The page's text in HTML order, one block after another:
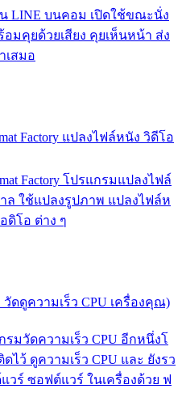
LINE บนคอม เปิดใช้ขณะนั่ง
มคุยด้วยเสียง คุยเห็นหน้า ส่ง
เสมอ
Factory แปลงไฟล์หนัง วิดีโอ
Factory โปรแกรมแปลงไฟล์
ล ใช้แปลงรูปภาพ แปลงไฟล์ห
ดิโอ ต่าง ๆ
วัดดูความเร็ว CPU เครื่องคุณ)
มวัดความเร็ว CPU อีกหนึ่งโ
ว้ ดูความเร็ว CPU และ ยังรว
วร์ ซอฟต์แวร์ ในเครื่องด้วย ฟ